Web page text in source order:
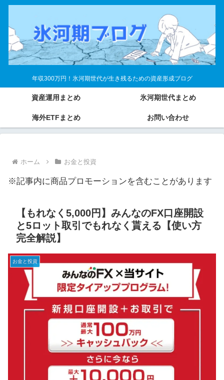
年収300万円！氷河期世代が生き残るための資産形成ブログ
資産運用まとめ 氷河期世代まとめ
海外ETFまとめ お問い合わせ
ホーム お金と投資
※記事内に商品プロモーションを含むことがあります
【もれなく5,000円】みんなのFX口座開設
と5ロット取引でもれなく貰える【使い方
完全解説】
お金と投資